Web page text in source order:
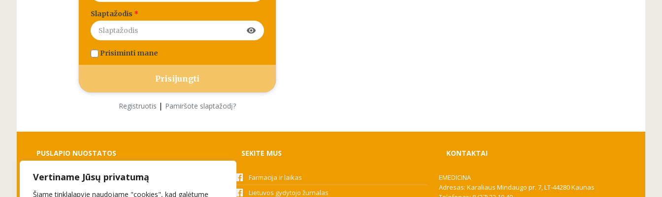
Vertiname Jūsų privatumą
Šiame tinklalapyje naudojame "cookies", kad galėtume
Slaptažodis *
visibility
Prisiminti mane
Registruotis | Pamiršote slaptažodį?
PUSLAPIO NUOSTATOS
Slapukai
Privatumo politika
SEKITE MUS
Farmacija ir laikas
Lietuvos gydytojo žurnalas
KONTAKTAI
EMEDICINA
Adresas: Karaliaus Mindaugo pr. 7, LT-44280 Kaunas